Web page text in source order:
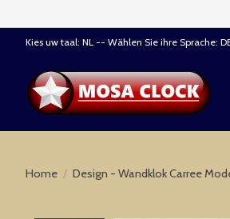
Kies uw taal: NL -- Wählen Sie ihre Sprache:
Home / Design - Wandklok Carree